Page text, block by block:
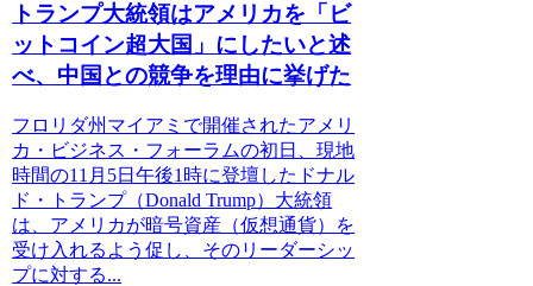
トランプ大統領はアメリカを「ビ
ットコイン超大国」にしたいと述
べ、中国との競争を理由に挙げた
フロリダ州マイアミで開催されたアメリ
カ・ビジネス・フォーラムの初日、現地
時間の11月5日午後1時に登壇したドナル
ド・トランプ（Donald Trump）大統領
は、アメリカが暗号資産（仮想通貨）を
受け入れるよう促し、そのリーダーシッ
プに対する...